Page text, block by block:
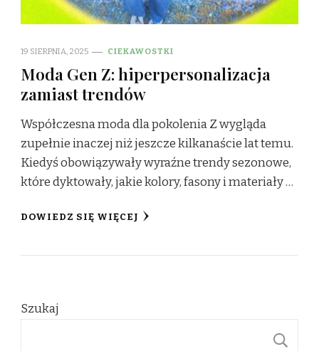
19 SIERPNIA, 2025 CIEKAWOSTKI
Moda Gen Z: hiperpersonalizacja
zamiast trendów
Współczesna moda dla pokolenia Z wygląda
zupełnie inaczej niż jeszcze kilkanaście lat temu.
Kiedyś obowiązywały wyraźne trendy sezonowe,
które dyktowały, jakie kolory, fasony i materiały …
DOWIEDZ SIĘ WIĘCEJ
Szukaj